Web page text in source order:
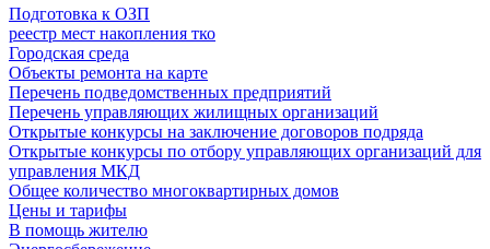
Подготовка к ОЗП
реестр мест накопления тко
Городская среда
Объекты ремонта на карте
Перечень подведомственных предприятий
Перечень управляющих жилищных организаций
Открытые конкурсы на заключение договоров подряда
Открытые конкурсы по отбору управляющих организаций для
управления МКД
Общее количество многоквартирных домов
Цены и тарифы
В помощь жителю